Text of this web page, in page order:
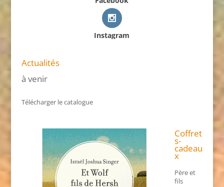
Instagram
Actualités
à venir
Télécharger le catalogue
Coffret
s-
cadeau
x
Père et
fils